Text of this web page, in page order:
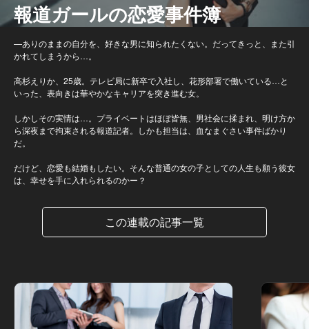
報道ガールの恋愛事件簿
—ありのままの自分を、好きな男に知られたくない。だってきっと、また引
かれてしまうから…。
高杉えりか、25歳。テレビ局に新卒で入社し、花形部署で働いている…と
いった、表向きは華やかなキャリアを突き進む女。
しかしその実情は…。プライベートはほぼ皆無、男社会に揉まれ、明け方か
ら深夜まで拘束される報道記者。しかも担当は、血なまぐさい事件ばかり
だ。
だけど、恋愛も結婚もしたい。そんな普通の女の子としての人生も願う彼女
は、幸せを手に入れられるのかー？
この連載の記事一覧